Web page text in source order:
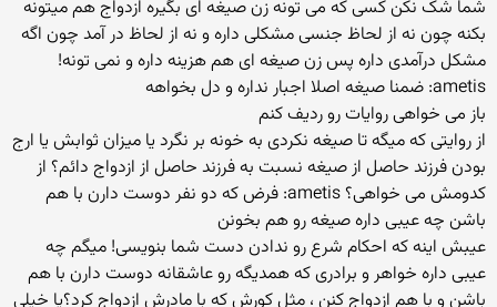
شما شک نکن کسی که می تونه زن صیغه ای بگیره ازدواج هم میتونه
بکنه چون نه از لحاظ جنسی مشکلی داره و نه از لحاظ در آمد چون اگه
مشکل درآمدی داره پس زن صیغه ای هم هزینه داره و نمی تونه!
ametis: ضمنا صیغه اصلا اجبار نداره و دل بخواهه
باز می خواهی روایات رو ردیف کنم
از روایتی که میگه تا صیغه نکردی به خونه بر نگرد یا میزان ثوابش یا ارج
بودن فرزند حاصل از صیغه نسبت به فرزند حاصل از ازدواج دائم؟ از
کدومش می خواهی؟ ametis: فرض که دو نفر دوست دارن با هم
باشن چه عیبی داره صیغه رو هم بخونن
عیبش اینه که احکام شرع رو ندادن دست شما بنویسی! میگم چه
عیبی داره خواهر و برادری که همدیگه رو عاشقانه دوست دارن با هم
باشن و با هم ازدواج کنن ، مثل کورش که با مادرش ازدواج کرد؟یا خیلی